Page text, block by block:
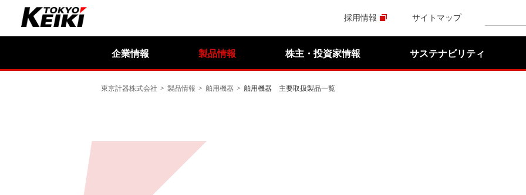
採用情報 サイトマップ
企業情報 製品情報 株主・投資家情報 サステナビリティ
東京計器株式会社 > 製品情報 > 舶用機器 > 舶用機器 主要取扱製品一覧